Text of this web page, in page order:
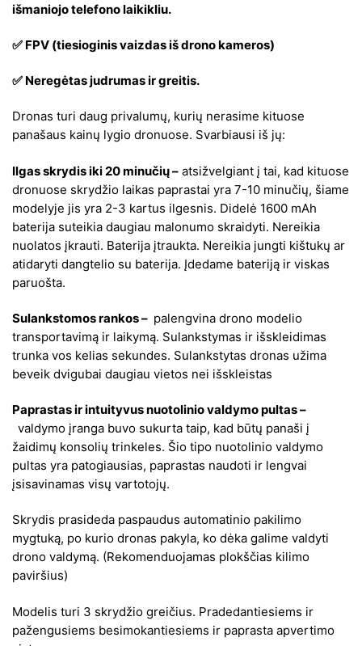
išmaniojo telefono laikikliu.
✅ FPV (tiesioginis vaizdas iš drono kameros)
✅ Neregėtas judrumas ir greitis.
Dronas turi daug privalumų, kurių nerasime kituose
panašaus kainų lygio dronuose. Svarbiausi iš jų:
Ilgas skrydis iki 20 minučių – atsižvelgiant į tai, kad kituose
dronuose skrydžio laikas paprastai yra 7-10 minučių, šiame
modelyje jis yra 2-3 kartus ilgesnis. Didelė 1600 mAh
baterija suteikia daugiau malonumo skraidyti. Nereikia
nuolatos įkrauti. Baterija įtraukta. Nereikia jungti kištukų ar
atidaryti dangtelio su baterija. Įdedame bateriją ir viskas
paruošta.
Sulankstomos rankos – palengvina drono modelio
transportavimą ir laikymą. Sulankstymas ir išskleidimas
trunka vos kelias sekundes. Sulankstytas dronas užima
beveik dvigubai daugiau vietos nei išskleistas
Paprastas ir intuityvus nuotolinio valdymo pultas –
valdymo įranga buvo sukurta taip, kad būtų panaši į
žaidimų konsolių trinkeles. Šio tipo nuotolinio valdymo
pultas yra patogiausias, paprastas naudoti ir lengvai
įsisavinamas visų vartotojų.
Skrydis prasideda paspaudus automatinio pakilimo
mygtuką, po kurio dronas pakyla, ko dėka galime valdyti
drono valdymą. (Rekomenduojamas plokščias kilimo
paviršius)
Modelis turi 3 skrydžio greičius. Pradedantiesiems ir
pažengusiems besimokantiesiems ir paprasta apvertimo